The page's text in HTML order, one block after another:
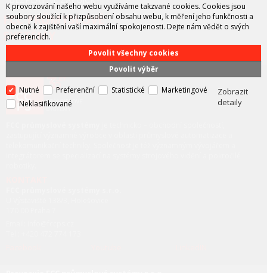
FCC PRŮMYSLOVÉ
SYSTÉMY
K provozování našeho webu využíváme takzvané cookies. Cookies jsou
soubory sloužící k přizpůsobení obsahu webu, k měření jeho funkčnosti a
obecně k zajištění vaší maximální spokojenosti. Dejte nám vědět o svých
preferencích.
Povolit výběr
Povolit všechny cookies
Nutné Preferenční Statistické
Marketingové
Neklasifikované
Zobrazit
detaily